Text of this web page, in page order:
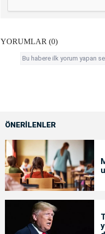
YORUMLAR (0)
Bu habere ilk yorum yapan
ÖNERİLENLER